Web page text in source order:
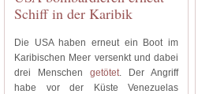
Schiff in der Karibik
Die USA haben erneut ein Boot im
Karibischen Meer versenkt und dabei
drei Menschen getötet. Der Angriff
habe vor der Küste Venezuelas